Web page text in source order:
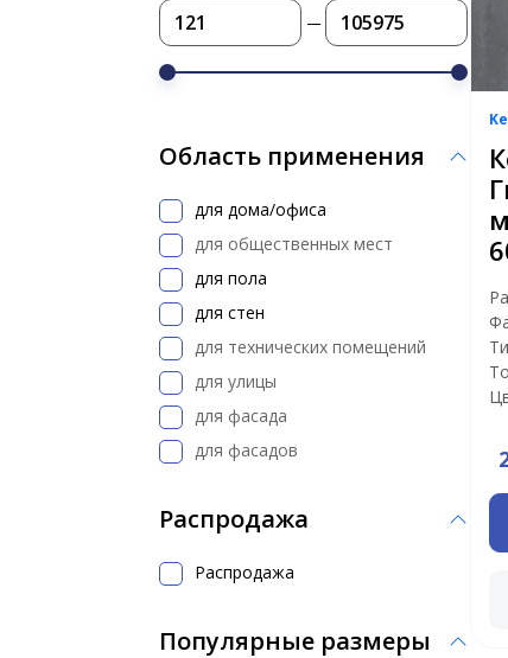
Область применения
для дома/офиса
для общественных мест
для пола
для стен
для технических помещений
для улицы
для фасада
для фасадов
Распродажа
Распродажа
Популярные размеры